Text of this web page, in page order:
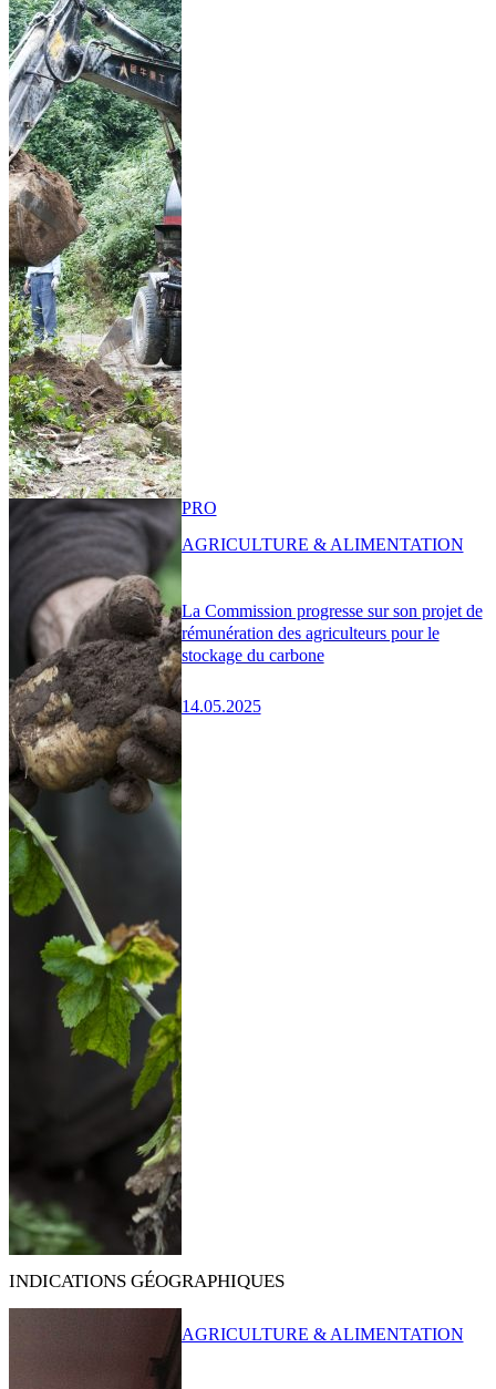
La Commission progresse sur son projet de
rémunération des agriculteurs pour le
stockage du carbone
14.05.2025
PRO
AGRICULTURE & ALIMENTATION
INDICATIONS GÉOGRAPHIQUES
AGRICULTURE & ALIMENTATION